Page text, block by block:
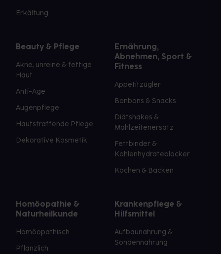
Erkältung
Beauty & Pflege
Akne, unreine & fettige
Haut
Anti-Age
Augenpflege
Hautstraffende Pflege
Dekorative Kosmetik
Ernährung,
Abnehmen, Sport &
Fitness
Appetitzügler
Bonbons & Snacks
Diätshakes &
Mahlzeitenersatz
Fettbinder &
Kohlenhydrateblocker
Kochen & Backen
Homöopathie &
Naturheilkunde
Homöopathisch
Pflanzlich
Krankenpflege &
Hilfsmittel
Aufbaunahrung &
Sondennahrung